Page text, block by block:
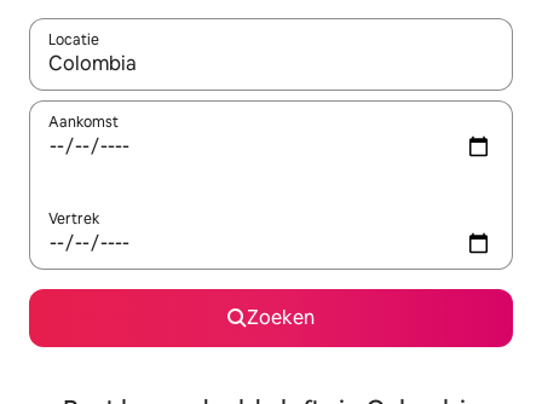
Locatie
Wanneer er suggesties beschikbaar zijn, maak je een keuze
Aankomst
Vertrek
Zoeken